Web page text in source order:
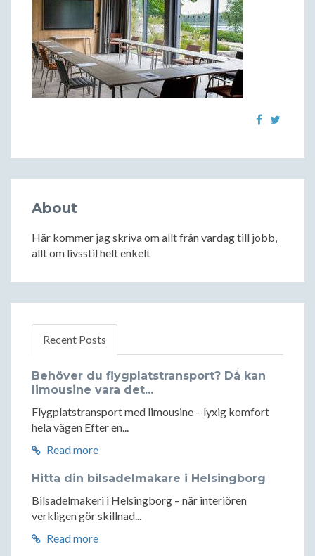
About
Här kommer jag skriva om allt från vardag till jobb,
allt om livsstil helt enkelt
Recent Posts
Behöver du flygplatstransport? Då kan
limousine vara det...
Flygplatstransport med limousine – lyxig komfort
hela vägen Efter en...
Read more
Hitta din bilsadelmakare i Helsingborg
Bilsadelmakeri i Helsingborg – när interiören
verkligen gör skillnad...
Read more